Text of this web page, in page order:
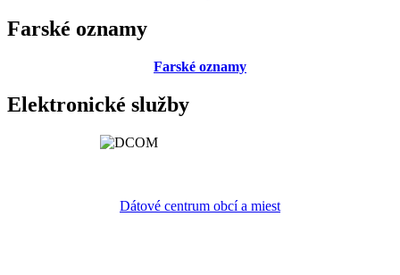
Farské oznamy
Farské oznamy
Elektronické služby
Dátové centrum obcí a miest